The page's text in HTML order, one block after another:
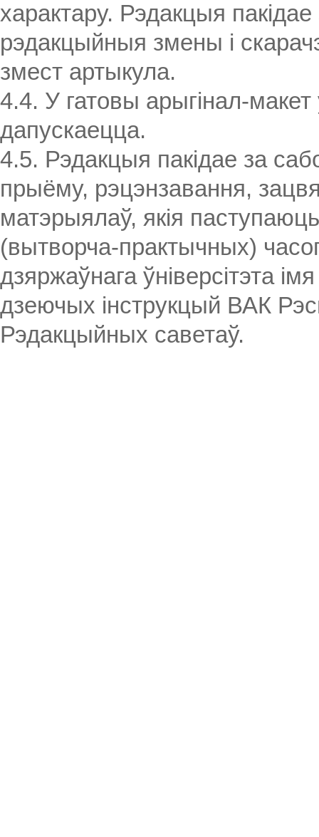
характару. Рэдакцыя
рэдакцыйныя змены і
змест артыкула.
4.4. У гатовы арыгінал-
дапускаецца.
4.5. Рэдакцыя пакідае за
прыёму, рэцэнзавання,
матэрыялаў, якія
(вытворча-практычных)
дзяржаўнага ўніверсітэта
дзеючых інструкцый ВАК
Рэдакцыйных саветаў.